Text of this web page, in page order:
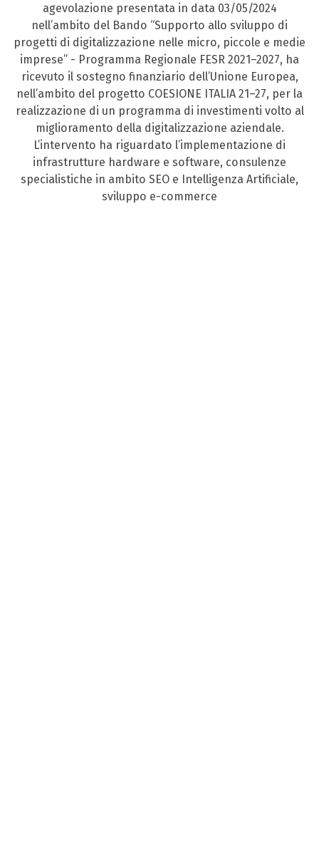
agevolazione presentata in data 03/05/2024
nell’ambito del Bando “Supporto allo sviluppo di
progetti di digitalizzazione nelle micro, piccole e medie
imprese” - Programma Regionale FESR 2021–2027, ha
ricevuto il sostegno finanziario dell’Unione Europea,
nell’ambito del progetto COESIONE ITALIA 21–27, per la
realizzazione di un programma di investimenti volto al
miglioramento della digitalizzazione aziendale.
L’intervento ha riguardato l’implementazione di
infrastrutture hardware e software, consulenze
specialistiche in ambito SEO e Intelligenza Artificiale,
sviluppo e-commerce